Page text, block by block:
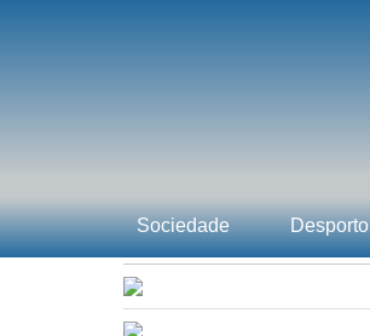
Sociedade Desporto